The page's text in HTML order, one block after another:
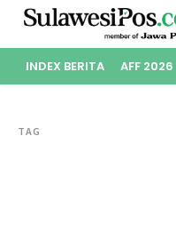
INDEX BERITA AFF 2026
TAG